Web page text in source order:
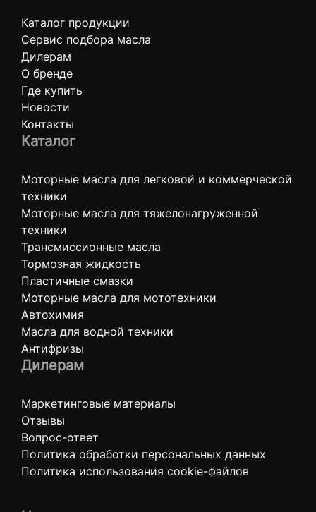
Каталог продукции
Сервис подбора масла
Дилерам
О бренде
Где купить
Новости
Контакты
Каталог
Моторные масла для легковой и коммерческой
техники
Моторные масла для тяжелонагруженной
техники
Трансмиссионные масла
Тормозная жидкость
Пластичные смазки
Моторные масла для мототехники
Автохимия
Масла для водной техники
Антифризы
Дилерам
Маркетинговые материалы
Отзывы
Вопрос-ответ
Политика обработки персональных данных
Политика использования cookie-файлов